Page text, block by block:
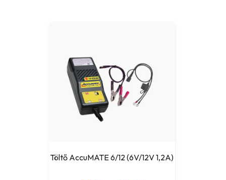
Töltő AccuMATE 6/12 (6V/12V 1,2A)